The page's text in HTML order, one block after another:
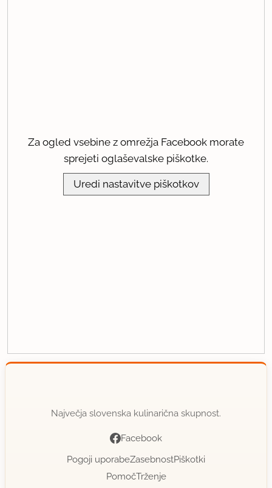
Za ogled vsebine z omrežja Facebook morate
sprejeti oglaševalske piškotke.
Uredi nastavitve piškotkov
Največja slovenska kulinarična skupnost.
Facebook
Pogoji uporabeZasebnostPiškotki
PomočTrženje